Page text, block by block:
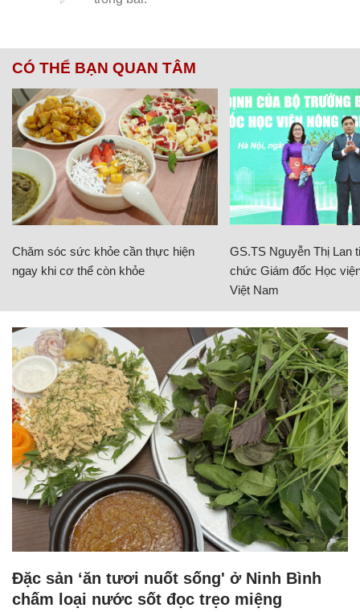
CÓ THỂ BẠN QUAN TÂM
Chăm sóc sức khỏe cần thực hiện
ngay khi cơ thể còn khỏe
GS.TS Nguyễn Thị Lan
chức Giám đốc Học
Việt Nam
Đặc sản ‘ăn tươi nuốt sống' ở Ninh Bình
chấm loại nước sốt đọc trẹo miệng